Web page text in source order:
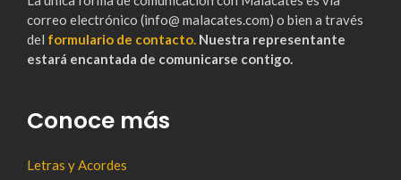
correo electrónico (info@ malacates.com) o bien a través
del formulario de contacto. Nuestra representante
estará encantada de comunicarse contigo.
Conoce más
Letras y Acordes